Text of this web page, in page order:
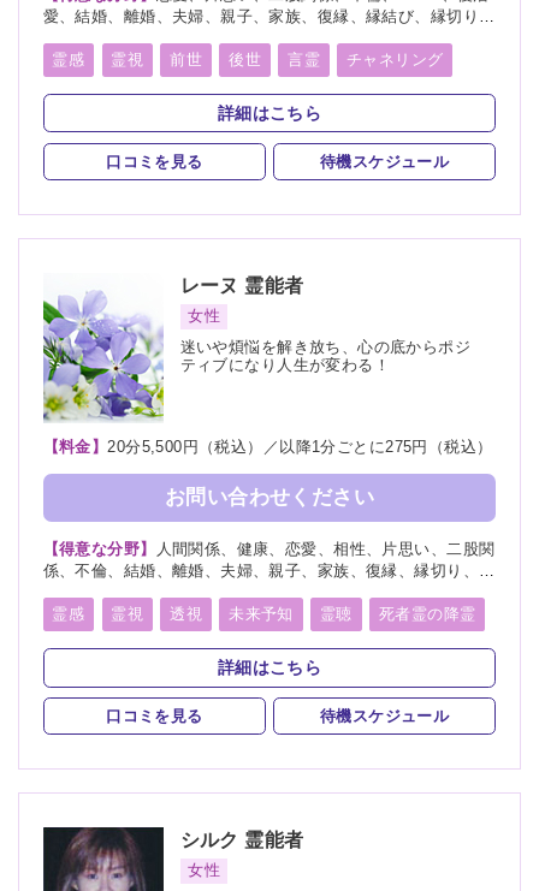
愛、結婚、離婚、夫婦、親子、家族、復縁、縁結び、縁切り、
介護、健康、金運、仕事、引越し、開運、教育、過去、浮気、
総合運、運勢、心霊相談、命名、改名
霊感 霊視 前世 後世 言霊 チャネリング
オーラリーディング 守護霊 縁結び 縁切り
祈願 祈祷 波動修正 チャクラ
スピリチュアルカウンセリング 霊符
詳細はこちら
口コミを見る 待機スケジュール
レーヌ 霊能者
女性
迷いや煩悩を解き放ち、心の底からポジ
ティブになり人生が変わる！
【料金】 20分5,500円（税込）／以降1分ごとに275円（税込）
お問い合わせください
【得意な分野】
人間関係、健康、恋愛、相性、片思い、二股関
係、不倫、結婚、離婚、夫婦、親子、家族、復縁、縁切り、人
霊感
霊視 透視 未来予知 霊聴 死者霊の降霊
縁切り 浄霊 祈願 祈祷
詳細はこちら
口コミを見る 待機スケジュール
シルク 霊能者
女性